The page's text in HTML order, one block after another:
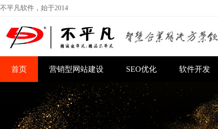
不平凡软件，始于2014
首页 营销型网站建设 SEO优化 软件开发